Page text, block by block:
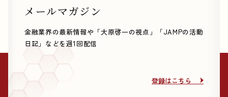
メールマガジン
金融業界の最新情報や「大原啓一の視点」「JAMPの活動
日記」などを週1回配信
登録はこちら
登録はこちら